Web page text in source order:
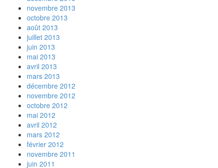
novembre 2013
octobre 2013
août 2013
juillet 2013
juin 2013
mai 2013
avril 2013
mars 2013
décembre 2012
novembre 2012
octobre 2012
mai 2012
avril 2012
mars 2012
février 2012
novembre 2011
juin 2011